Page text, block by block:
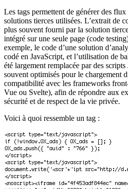
Les tags permettent de générer des
solutions tierces utilisées. L’extrait de
plus souvent fourni par la solution
intégré sur une seule page (code
exemple, le code d’une solution
codé en JavaScript, et l’utilisation de
été largement remplacée par des
souvent optimisés pour le chargement
compatibilité avec les frameworks
Vue ou Svelte), afin de répondre aux
sécurité et de respect de la vie privée.
Voici à quoi ressemble un tag :